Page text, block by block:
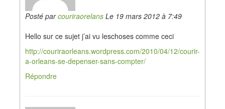
Posté parcouriraorelans Le 19 mars 2012 à 7:49
Hello sur ce sujet j’ai vu leschoses comme ceci
http://couriraorleans.wordpress.com/2010/04/12/courir-
a-orleans-se-depenser-sans-compter/
Répondre